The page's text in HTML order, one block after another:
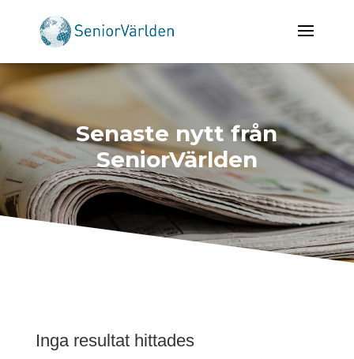
Senaste nytt från
SeniorVärlden
Inga resultat hittades